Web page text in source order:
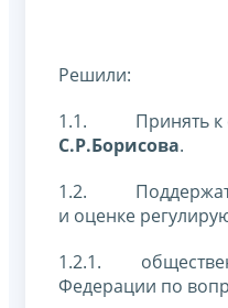
Решили:
1.1. Принять к
С.Р.Борисова.
1.2. Поддержать
и оценке
1.2.1.
Федерации по